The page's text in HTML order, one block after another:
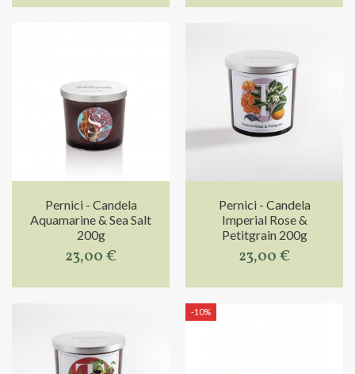
Pernici - Candela
Aquamarine & Sea Salt
200g
23,00 €
Pernici - Candela
Imperial Rose &
Petitgrain 200g
23,00 €
-10%